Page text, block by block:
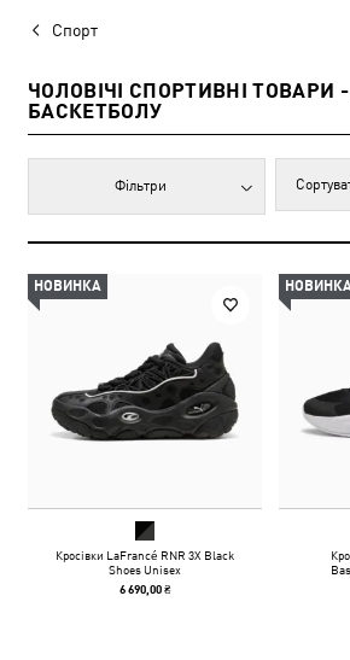
Спорт
ЧОЛОВІЧІ СПОРТИВНІ ТОВАРИ
БАСКЕТБОЛУ
Фільтри
НОВИНКА
Кросівки LaFrancé RNR 3X Black
Shoes Unisex
6 690,00 ₴